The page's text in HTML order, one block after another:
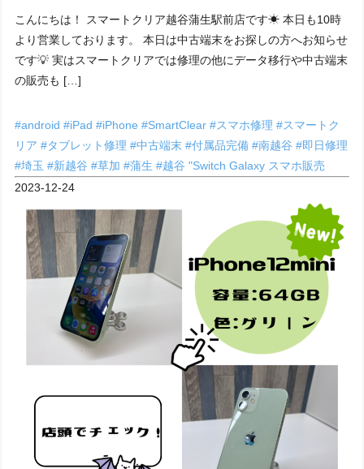
こんにちは！ スマートクリア越谷蒲生駅前店です☀ 本日も10時
より営業しております。 本日は中古端末をお探しの方へお知らせ
です💡 実はスマートクリアでは修理の他にデータ移行や中古端末
の販売も […]
#android#iPad#iPhone#SmartClear#スマホ修理#スマートク
リア#タブレット修理#中古端末#付属品完備#南越谷#即日修理
#埼玉#新越谷#草加#蒲生#越谷"SwitchGalaxy スマホ販売
2023-12-24